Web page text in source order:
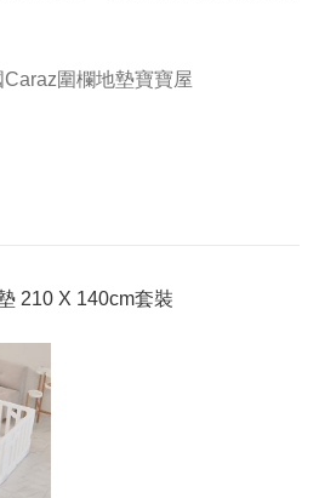
Caraz圍欄地墊寶寶屋
210 X 140cm套裝